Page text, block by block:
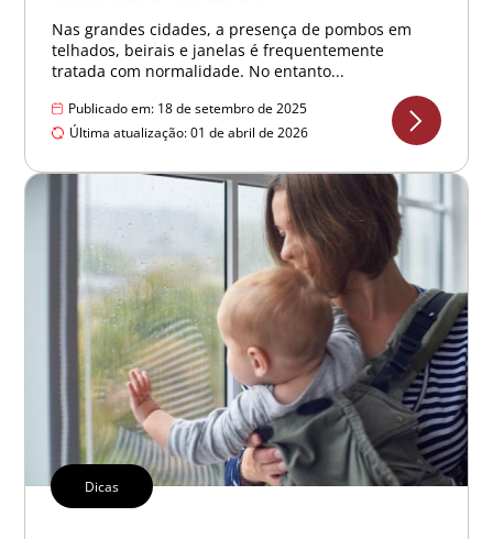
Nas grandes cidades, a presença de pombos em
telhados, beirais e janelas é frequentemente
tratada com normalidade. No entanto...
Publicado em: 18 de setembro de 2025
Última atualização: 01 de abril de 2026
Dicas